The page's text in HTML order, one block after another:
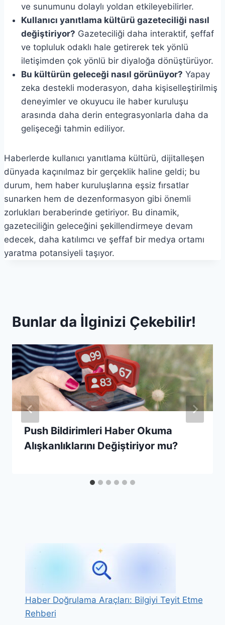
ve sunumunu dolaylı yoldan etkileyebilirler.
Kullanıcı yanıtlama kültürü gazeteciliği nasıl
değiştiriyor? Gazeteciliği daha interaktif, şeffaf
ve topluluk odaklı hale getirerek tek yönlü
iletişimden çok yönlü bir diyaloğa dönüştürüyor.
Bu kültürün geleceği nasıl görünüyor? Yapay
zeka destekli moderasyon, daha kişiselleştirilmiş
deneyimler ve okuyucu ile haber kuruluşu
arasında daha derin entegrasyonlarla daha da
gelişeceği tahmin ediliyor.
Haberlerde kullanıcı yanıtlama kültürü, dijitalleşen
dünyada kaçınılmaz bir gerçeklik haline geldi; bu
durum, hem haber kuruluşlarına eşsiz fırsatlar
sunarken hem de dezenformasyon gibi önemli
zorlukları beraberinde getiriyor. Bu dinamik,
gazeteciliğin geleceğini şekillendirmeye devam
edecek, daha katılımcı ve şeffaf bir medya ortamı
yaratma potansiyeli taşıyor.
Bunlar da İlginizi Çekebilir!
Push Bildirimleri Haber Okuma
Alışkanlıklarını Değiştiriyor mu?
Haber Doğrulama Araçları: Bilgiyi Teyit Etme
Rehberi